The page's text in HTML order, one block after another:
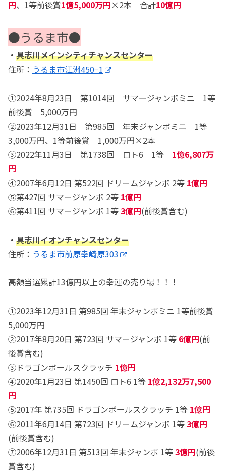
円、1等前後賞1億5,000万円×2本 合計10億円
●うるま市●
・ 具志川メインシティチャンスセンター
住所： うるま市江洲450−1
①2024年8月23日 第1014回 サマージャンボミニ 1等
前後賞 5,000万円
②2023年12月31日 第985回 年末ジャンボミニ 1等
3,000万円、1等前後賞 1,000万円×2本
③2022年11月3日 第1738回 ロト6 1等 1億6,807万
円
④2007年6月12日 第522回 ドリームジャンボ 2等 1億円
⑤第427回 サマージャンボ 2等 1億円
⑥第411回 サマージャンボ 1等3億円(前後賞含む)
・ 具志川イオンチャンスセンター
住所： うるま市前原幸崎原303
高額当選累計13億円以上の幸運の売り場！！！
①2023年12月31日 第985回 年末ジャンボミニ 1等前後賞
5,000万円
②2017年8月20日 第723回 サマージャンボ 1等 6億円(前
後賞含む)
③ドラゴンボールスクラッチ 1億円
④2020年1月23日 第1450回 ロト6 1等 1億2,132万7,500
円
⑤2017年 第735回 ドラゴンボールスクラッチ 1等 1億円
⑥2011年6月14日 第723回 ドリームジャンボ 1等3億円
(前後賞含む)
⑦2006年12月31日 第513回 年末ジャンボ 1等3億円(前後
賞含む)